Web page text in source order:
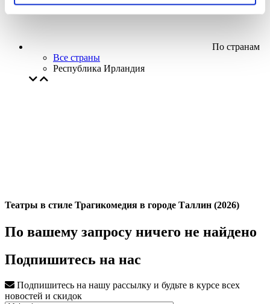
По странам
Все страны
Республика Ирландия
Театры в стиле Трагикомедия в городе Таллин (2026)
По вашему запросу ничего не найдено
Подпишитесь на нас
Подпишитесь на нашу рассылку и будьте в курсе всех
новостей и скидок